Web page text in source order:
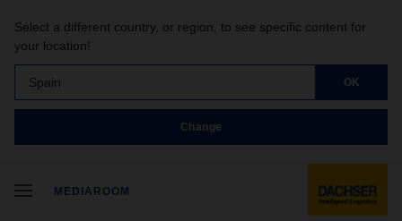
Select a different country, or region, to see specific content for
your location!
Spain OK
Change
MEDIAROOM